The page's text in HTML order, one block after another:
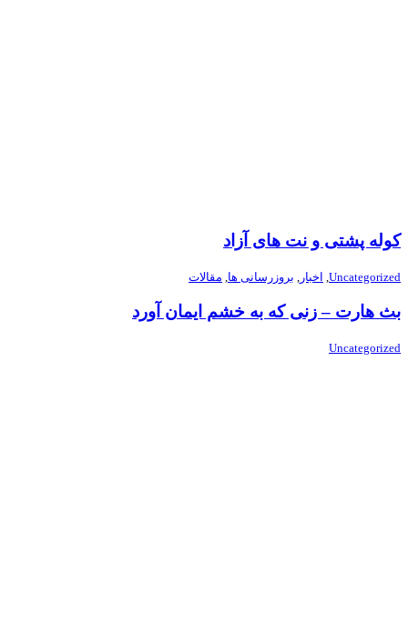
کوله پشتی و نت های آزاد
Uncategorized
, اخبار , بروزرسانی ها, مقالات
بث هارت – زنی که به خشم ایمان آورد
Uncategorized